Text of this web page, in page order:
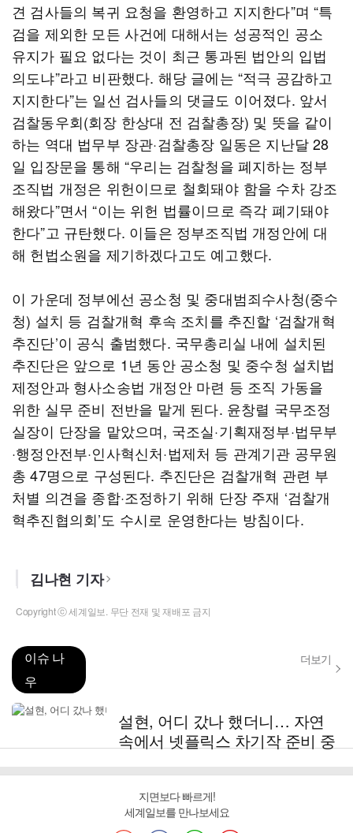
견 검사들의 복귀 요청을 환영하고 지지한다”며 “특
검을 제외한 모든 사건에 대해서는 성공적인 공소
유지가 필요 없다는 것이 최근 통과된 법안의 입법
의도냐”라고 비판했다. 해당 글에는 “적극 공감하고
지지한다”는 일선 검사들의 댓글도 이어졌다. 앞서
검찰동우회(회장 한상대 전 검찰총장) 및 뜻을 같이
하는 역대 법무부 장관·검찰총장 일동은 지난달 28
일 입장문을 통해 “우리는 검찰청을 폐지하는 정부
조직법 개정은 위헌이므로 철회돼야 함을 수차 강조
해왔다”면서 “이는 위헌 법률이므로 즉각 폐기돼야
한다”고 규탄했다. 이들은 정부조직법 개정안에 대
해 헌법소원을 제기하겠다고도 예고했다.
이 가운데 정부에선 공소청 및 중대범죄수사청(중수
청) 설치 등 검찰개혁 후속 조치를 추진할 ‘검찰개혁
추진단’이 공식 출범했다. 국무총리실 내에 설치된
추진단은 앞으로 1년 동안 공소청 및 중수청 설치법
제정안과 형사소송법 개정안 마련 등 조직 가동을
위한 실무 준비 전반을 맡게 된다. 윤창렬 국무조정
실장이 단장을 맡았으며, 국조실·기획재정부·법무부
·행정안전부·인사혁신처·법제처 등 관계기관 공무원
총 47명으로 구성된다. 추진단은 검찰개혁 관련 부
처별 의견을 종합·조정하기 위해 단장 주재 ‘검찰개
혁추진협의회’도 수시로 운영한다는 방침이다.
김나현 기자
Copyright ⓒ 세계일보. 무단 전재 및 재배포 금지
이슈 나
우
더보기
설현, 어디 갔나 했더니… 자연
속에서 넷플릭스 차기작 준비 중
지면보다 빠르게!
세계일보를 만나보세요